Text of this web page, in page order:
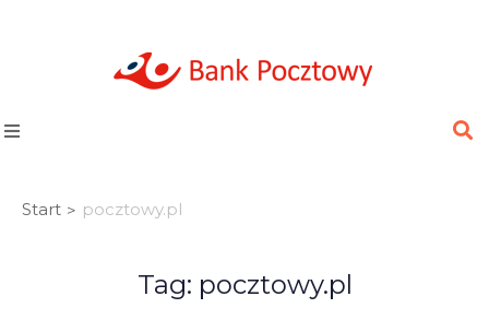
Start > pocztowy.pl
Tag: pocztowy.pl